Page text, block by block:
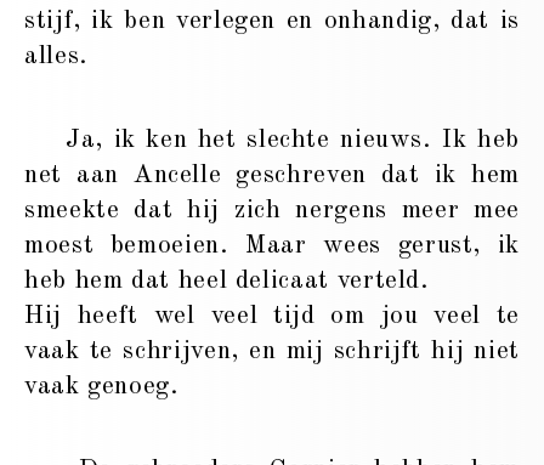
stijf, ik ben verlegen en onhandig, dat is
alles.
Ja, ik ken het slechte nieuws. Ik heb
net aan Ancelle geschreven dat ik hem
smeekte dat hij zich nergens meer mee
moest bemoeien. Maar wees gerust, ik
heb hem dat heel delicaat verteld.
Hij heeft wel veel tijd om jou veel te
vaak te schrijven, en mij schrijft hij niet
vaak genoeg.